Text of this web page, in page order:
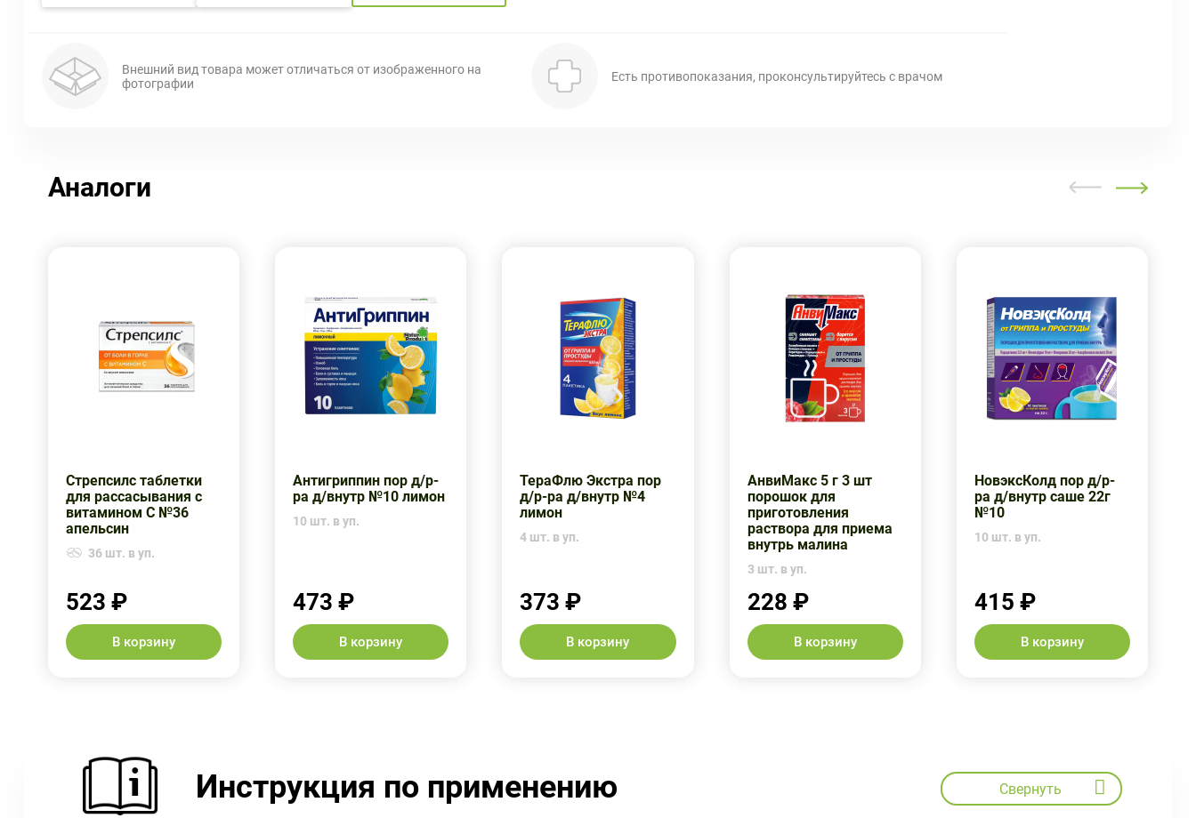
Внешний вид товара может отличаться от изображенного на
фотографии
Есть противопоказания, проконсультируйтесь с врачом
Аналоги
Стрепсилс таблетки
для рассасывания с
витамином С №36
апельсин
36 шт. в уп.
523 ₽
В корзину
Антигриппин пор д/р-
ра д/внутр №10 лимон
10 шт. в уп.
473 ₽
В корзину
ТераФлю Экстра пор
д/р-ра д/внутр №4
лимон
4 шт. в уп.
373 ₽
В корзину
АнвиМакс 5 г 3 шт
порошок для
приготовления
раствора для приема
внутрь малина
3 шт. в уп.
228 ₽
В корзину
НовэксКолд пор д/р-
ра д/внутр саше 22г
№10
10 шт. в уп.
415 ₽
В корзину
Инструкция по применению Свернуть